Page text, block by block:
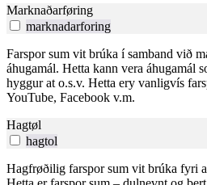
Marknaðarføring
marknadarforing
Farspor sum vit brúka í samband við
áhugamál. Hetta kann vera áhugamál
hyggur at o.s.v. Hetta ery vanligvís
YouTube, Facebook v.m.
Hagtøl
hagtol
Hagfrøðilig farspor sum vit brúka fyri